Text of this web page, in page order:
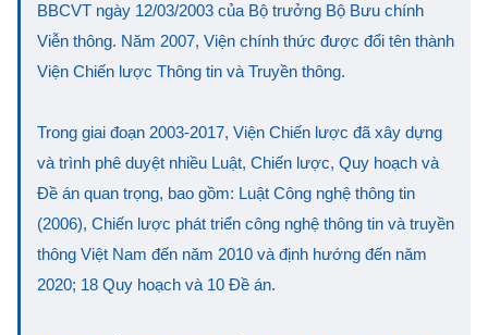
BBCVT ngày 12/03/2003 của Bộ trưởng Bộ Bưu chính
Viễn thông. Năm 2007, Viện chính thức được đổi tên thành
Viện Chiến lược Thông tin và Truyền thông.
Trong giai đoạn 2003-2017, Viện Chiến lược đã xây dựng
và trình phê duyệt nhiều Luật, Chiến lược, Quy hoạch và
Đề án quan trọng, bao gồm: Luật Công nghệ thông tin
(2006), Chiến lược phát triển công nghệ thông tin và truyền
thông Việt Nam đến năm 2010 và định hướng đến năm
2020; 18 Quy hoạch và 10 Đề án.